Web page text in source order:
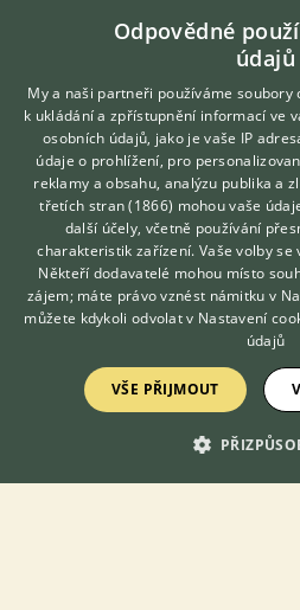
KONTAKT DO
DOMOVSKÁ
INZERCE
ČLÁNKY
CHOVATELSKÉ
ATLAS
VÝBĚR
Odpovědné
údajů
My a naši partneři používáme soubory
k ukládání a zpřístupnění informací ve
osobních údajů, jako je vaše IP
údaje o prohlížení, pro
reklamy a obsahu, analýzu publika a
třetích stran (1866) mohou vaše
další účely, včetně používání
charakteristik zařízení. Vaše volby se
Někteří dodavatelé mohou místo
zájem; máte právo vznést námitku v
můžete kdykoli odvolat v Nastavení
údajů
VŠE PŘIJMOUT